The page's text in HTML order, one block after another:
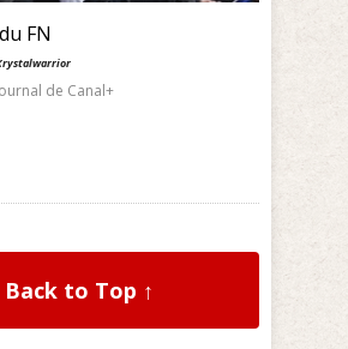
FN
de Canal+
Back to Top ↑